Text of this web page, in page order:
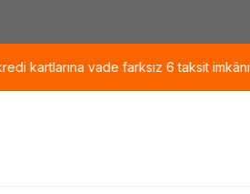
vade farksız 6 taksit imkânı!